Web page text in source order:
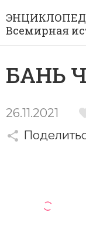
Всемирная
Рубрики
Азия
Археология
Византия
Античность
История
История
А … Я
Ф
БАНЬ
26.11.2021